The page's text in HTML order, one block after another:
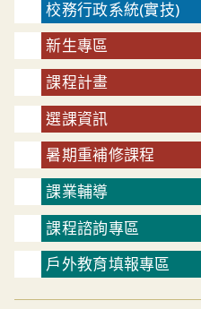
校務行政系統(實技)
新生專區
課程計畫
選課資訊
暑期重補修課程
課業輔導
課程諮詢專區
戶外教育填報專區